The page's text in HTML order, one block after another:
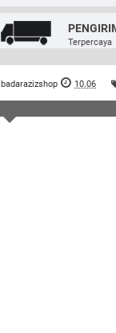
Terpercaya
badarazizshop 10.06